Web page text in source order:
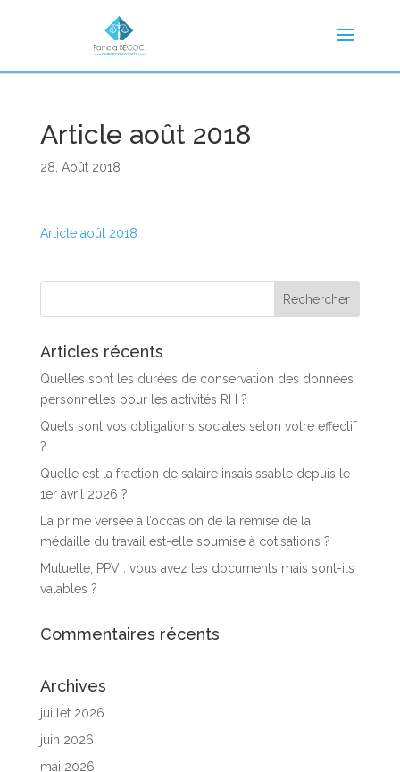
Article août 2018
28, Août 2018
Article août 2018
Articles récents
Quelles sont les durées de conservation des données
personnelles pour les activités RH ?
Quels sont vos obligations sociales selon votre effectif
?
Quelle est la fraction de salaire insaisissable depuis le
1er avril 2026 ?
La prime versée à l’occasion de la remise de la
médaille du travail est-elle soumise à cotisations ?
Mutuelle, PPV : vous avez les documents mais sont-ils
valables ?
Commentaires récents
Archives
juillet 2026
juin 2026
mai 2026